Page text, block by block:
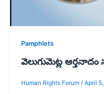
Pamphlets
వెలుగుమెట్ల
Human Rights Forum / April